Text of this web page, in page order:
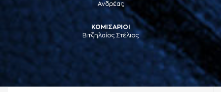
Ανδρέας
ΚΟΜΙΣΑΡΙΟΙ
Βιτζηλαίος Στέλιος